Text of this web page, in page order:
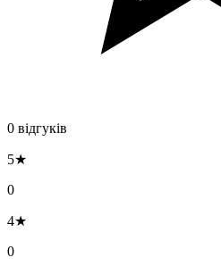
0 відгуків
5★
0
4★
0